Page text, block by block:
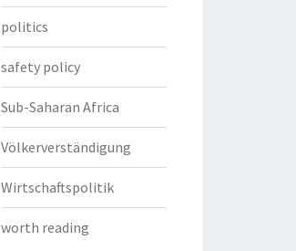
politics
safety policy
Sub-Saharan Africa
Völkerverständigung
Wirtschaftspolitik
worth reading